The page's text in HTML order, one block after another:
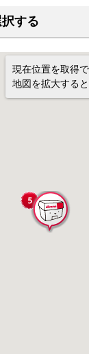
する
現在位置を取得
地図を拡大する